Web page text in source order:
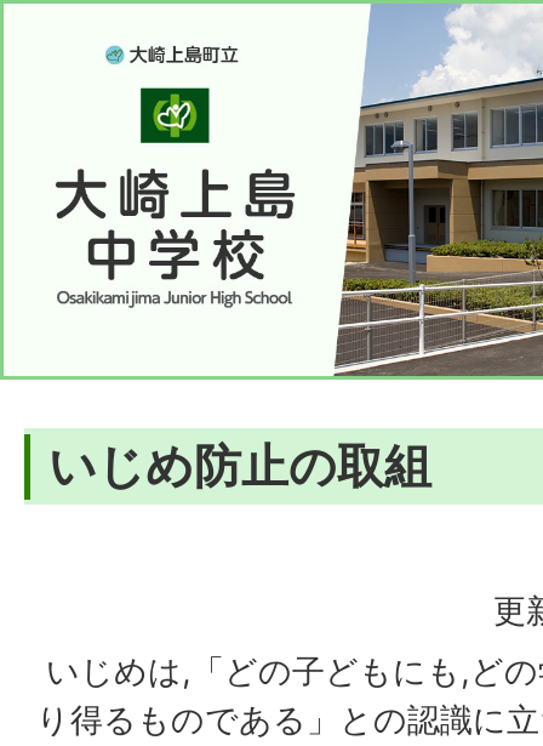
いじめ防止の取組
更
いじめは,「どの子どもにも,ど
り得るものである」との認識に